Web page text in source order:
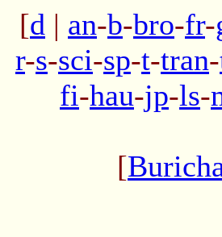
[d | an-b-bro-fr-
r-s-sci-sp-t-tran-
fi-hau-jp-ls-
[